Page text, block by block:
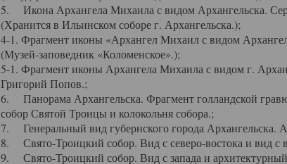
5. Икона Архангела Михаила с видом Архангельска.
(Хранится в Ильинском соборе г. Архангельска.);
4-1. Фрагмент иконы «Архангел Михаил с видом
(Музей-заповедник «Коломенское».);
5-1. Фрагмент иконы Архангела Михаила с видом г.
Григорий Попов.;
6. Панорама Архангельска. Фрагмент голландской
собор Святой Троицы и колокольня собора.;
7. Генеральный вид губернского города Архангельска.
8. Свято-Троицкий собор. Вид с северо-востока и вид с
9. Свято-Троицкий собор. Вид с запада и